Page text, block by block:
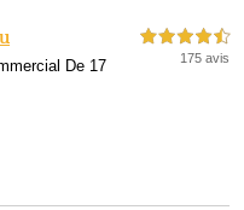
De 17
4,5 étoiles sur 5
175 avis